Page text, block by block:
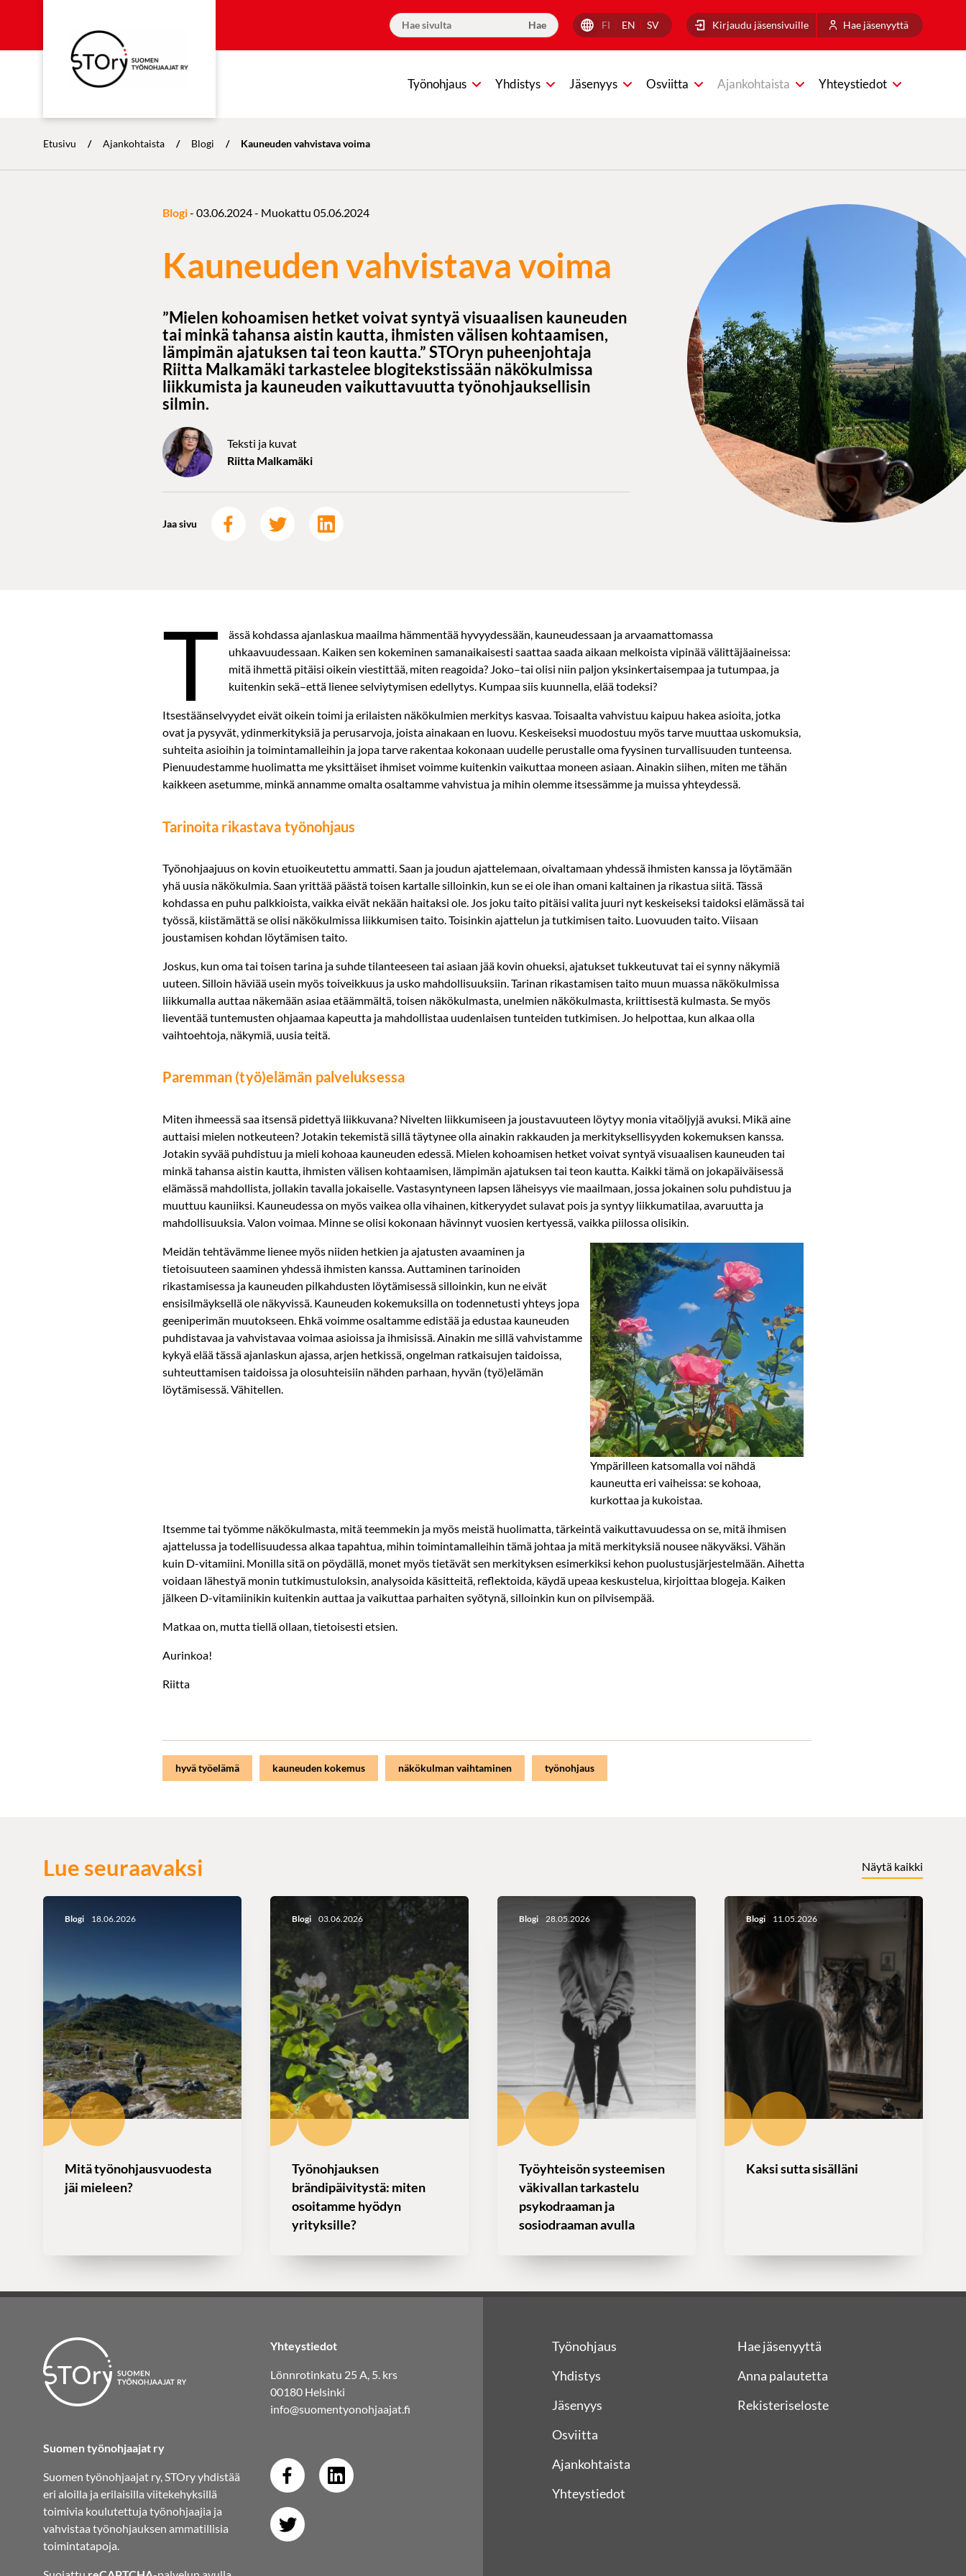
FI EN SV Kirjaudu jäsensivuille Hae jäsenyyttä
Työnohjaus Yhdistys Jäsenyys Osviitta Ajankohtaista Yhteystiedot
Etusivu / Ajankohtaista / Blogi / Kauneuden vahvistava voima
Blogi- 03.06.2024- Muokattu 05.06.2024
Kauneuden vahvistava voima
”Mielen kohoamisen hetket voivat syntyä visuaalisen kauneuden
tai minkä tahansa aistin kautta, ihmisten välisen kohtaamisen,
lämpimän ajatuksen tai teon kautta.” STOryn puheenjohtaja
Riitta Malkamäki tarkastelee blogitekstissään näkökulmissa
liikkumista ja kauneuden vaikuttavuutta työnohjauksellisin
silmin.
Teksti ja kuvat
Riitta Malkamäki
Jaa sivu
T
ässä kohdassa ajanlaskua maailma hämmentää hyvyydessään, kauneudessaan ja arvaamattomassa
uhkaavuudessaan. Kaiken sen kokeminen samanaikaisesti saattaa saada aikaan melkoista vipinää välittäjäaineissa:
mitä ihmettä pitäisi oikein viestittää, miten reagoida? Joko–tai olisi niin paljon yksinkertaisempaa ja tutumpaa, ja
kuitenkin sekä–että lienee selviytymisen edellytys. Kumpaa siis kuunnella, elää todeksi?
Itsestäänselvyydet eivät oikein toimi ja erilaisten näkökulmien merkitys kasvaa. Toisaalta vahvistuu kaipuu hakea asioita, jotka
ovat ja pysyvät, ydinmerkityksiä ja perusarvoja, joista ainakaan en luovu. Keskeiseksi muodostuu myös tarve muuttaa uskomuksia,
suhteita asioihin ja toimintamalleihin ja jopa tarve rakentaa kokonaan uudelle perustalle oma fyysinen turvallisuuden tunteensa.
Pienuudestamme huolimatta me yksittäiset ihmiset voimme kuitenkin vaikuttaa moneen asiaan. Ainakin siihen, miten me tähän
kaikkeen asetumme, minkä annamme omalta osaltamme vahvistua ja mihin olemme itsessämme ja muissa yhteydessä.
Tarinoita rikastava työnohjaus
Työnohjaajuus on kovin etuoikeutettu ammatti. Saan ja joudun ajattelemaan, oivaltamaan yhdessä ihmisten kanssa ja löytämään
yhä uusia näkökulmia. Saan yrittää päästä toisen kartalle silloinkin, kun se ei ole ihan omani kaltainen ja rikastua siitä. Tässä
kohdassa en puhu palkkioista, vaikka eivät nekään haitaksi ole. Jos joku taito pitäisi valita juuri nyt keskeiseksi taidoksi elämässä tai
työssä, kiistämättä se olisi näkökulmissa liikkumisen taito. Toisinkin ajattelun ja tutkimisen taito. Luovuuden taito. Viisaan
joustamisen kohdan löytämisen taito.
Joskus, kun oma tai toisen tarina ja suhde tilanteeseen tai asiaan jää kovin ohueksi, ajatukset tukkeutuvat tai ei synny näkymiä
uuteen. Silloin häviää usein myös toiveikkuus ja usko mahdollisuuksiin. Tarinan rikastamisen taito muun muassa näkökulmissa
liikkumalla auttaa näkemään asiaa etäämmältä, toisen näkökulmasta, unelmien näkökulmasta, kriittisestä kulmasta. Se myös
lieventää tuntemusten ohjaamaa kapeutta ja mahdollistaa uudenlaisen tunteiden tutkimisen. Jo helpottaa, kun alkaa olla
vaihtoehtoja, näkymiä, uusia teitä.
Paremman (työ)elämän palveluksessa
Miten ihmeessä saa itsensä pidettyä liikkuvana? Nivelten liikkumiseen ja joustavuuteen löytyy monia vitaöljyjä avuksi. Mikä aine
auttaisi mielen notkeuteen? Jotakin tekemistä sillä täytynee olla ainakin rakkauden ja merkityksellisyyden kokemuksen kanssa.
Jotakin syvää puhdistuu ja mieli kohoaa kauneuden edessä. Mielen kohoamisen hetket voivat syntyä visuaalisen kauneuden tai
minkä tahansa aistin kautta, ihmisten välisen kohtaamisen, lämpimän ajatuksen tai teon kautta. Kaikki tämä on jokapäiväisessä
elämässä mahdollista, jollakin tavalla jokaiselle. Vastasyntyneen lapsen läheisyys vie maailmaan, jossa jokainen solu puhdistuu ja
muuttuu kauniiksi. Kauneudessa on myös vaikea olla vihainen, kitkeryydet sulavat pois ja syntyy liikkumatilaa, avaruutta ja
mahdollisuuksia. Valon voimaa. Minne se olisi kokonaan hävinnyt vuosien kertyessä, vaikka piilossa olisikin.
Meidän tehtävämme lienee myös niiden hetkien ja ajatusten avaaminen ja
tietoisuuteen saaminen yhdessä ihmisten kanssa. Auttaminen tarinoiden
rikastamisessa ja kauneuden pilkahdusten löytämisessä silloinkin, kun ne eivät
ensisilmäyksellä ole näkyvissä. Kauneuden kokemuksilla on todennetusti yhteys jopa
geeniperimän muutokseen. Ehkä voimme osaltamme edistää ja edustaa kauneuden
puhdistavaa ja vahvistavaa voimaa asioissa ja ihmisissä. Ainakin me sillä vahvistamme
kykyä elää tässä ajanlaskun ajassa, arjen hetkissä, ongelman ratkaisujen taidoissa,
suhteuttamisen taidoissa ja olosuhteisiin nähden parhaan, hyvän (työ)elämän
löytämisessä. Vähitellen.
Ympärilleen katsomalla voi nähdä
kauneutta eri vaiheissa: se kohoaa,
kurkottaa ja kukoistaa.
Itsemme tai työmme näkökulmasta, mitä teemmekin ja myös meistä huolimatta, tärkeintä vaikuttavuudessa on se, mitä ihmisen
ajattelussa ja todellisuudessa alkaa tapahtua, mihin toimintamalleihin tämä johtaa ja mitä merkityksiä nousee näkyväksi. Vähän
kuin D-vitamiini. Monilla sitä on pöydällä, monet myös tietävät sen merkityksen esimerkiksi kehon puolustusjärjestelmään. Aihetta
voidaan lähestyä monin tutkimustuloksin, analysoida käsitteitä, reflektoida, käydä upeaa keskustelua, kirjoittaa blogeja. Kaiken
jälkeen D-vitamiinikin kuitenkin auttaa ja vaikuttaa parhaiten syötynä, silloinkin kun on pilvisempää.
Matkaa on, mutta tiellä ollaan, tietoisesti etsien.
Aurinkoa!
Riitta
hyvä työelämä kauneuden kokemus näkökulman vaihtaminen työnohjaus
Lue seuraavaksi Näytä kaikki
Blogi 18.06.2026
Mitä työnohjausvuodesta
jäi mieleen?
Blogi 03.06.2026
Työnohjauksen
brändipäivitystä: miten
osoitamme hyödyn
yrityksille?
Blogi 28.05.2026
Työyhteisön systeemisen
väkivallan tarkastelu
psykodraaman ja
sosiodraaman avulla
Blogi 11.05.2026
Kaksi sutta sisälläni
Suomen työnohjaajat ry
Suomen työnohjaajat ry, STOry yhdistää
eri aloilla ja erilaisilla viitekehyksillä
toimivia koulutettuja työnohjaajia ja
vahvistaa työnohjauksen ammatillisia
toimintatapoja.
Yhteystiedot
Lönnrotinkatu 25 A, 5. krs
00180 Helsinki
info@suomentyonohjaajat.fi
Työnohjaus
Yhdistys
Jäsenyys
Osviitta
Ajankohtaista
Yhteystiedot
Hae jäsenyyttä
Anna palautetta
Rekisteriseloste